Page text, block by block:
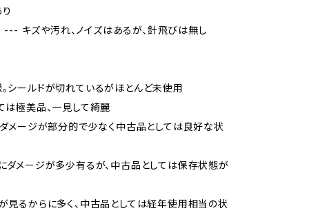
キズや汚れ、ノイズはあるが、針飛びは無し
シールドが切れているがほとんど未使用
は極美品、一見して綺麗
メージが部分的で少なく中古品としては良好な状
ダメージが多少有るが、中古品としては保存状態が
見るからに多く、中古品としては経年使用相当の状